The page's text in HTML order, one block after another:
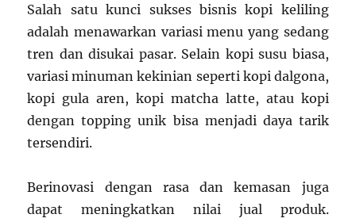
Salah satu kunci sukses bisnis kopi keliling
adalah menawarkan variasi menu yang sedang
tren dan disukai pasar. Selain kopi susu biasa,
variasi minuman kekinian seperti kopi dalgona,
kopi gula aren, kopi matcha latte, atau kopi
dengan topping unik bisa menjadi daya tarik
tersendiri.
Berinovasi dengan rasa dan kemasan juga
dapat meningkatkan nilai jual produk.